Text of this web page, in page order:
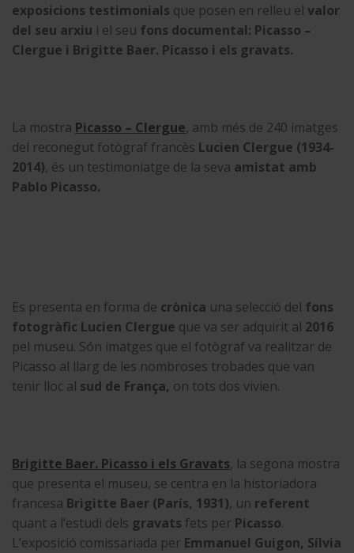
exposicions testimonials que posen en relleu el valor
del seu arxiu i el seu fons documental: Picasso –
Clergue i Brigitte Baer. Picasso i els gravats.
La mostra Picasso – Clergue, amb més de 240 imatges
del reconegut fotògraf francès Lucien Clergue (1934-
2014), és un testimoniatge de la seva amistat amb
Pablo Picasso.
Es presenta en forma de crònica una selecció del fons
fotogràfic Lucien Clergue que va ser adquirit al 2016
pel museu. Són imatges que el fotògraf va realitzar de
Picasso al llarg de les nombroses trobades que van
tenir lloc al sud de França, on tots dos vivien.
Brigitte Baer. Picasso i els Gravats, la segona mostra
que presenta el museu, se centra en la historiadora
francesa Brigitte Baer (París, 1931), un referent
quant a l’estudi dels gravats fets per Picasso.
L’exposició comissariada per Emmanuel Guigon, Sílvia